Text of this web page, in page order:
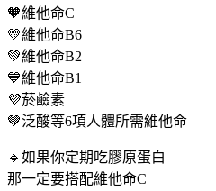
🧡維他命C
💛維他命B6
💚維他命B2
💙維他命B1
💜菸鹼素
🤎泛酸等6項人體所需維他命
🔹如果你定期吃膠原蛋白
那一定要搭配維他命C